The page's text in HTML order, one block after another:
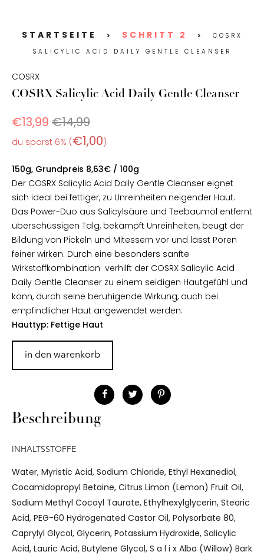
STARTSEITE > SCHRITT 2 >
COSRX
SALICYLIC ACID DAILY GENTLE CLEANSER
COSRX
COSRX Salicylic Acid Daily Gentle Cleanser
€13,99 €14,99
du sparst 6% (€1,00)
150g, Grundpreis 8,63€ / 100g
Der COSRX Salicylic Acid Daily Gentle Cleanser eignet
sich ideal bei fettiger, zu Unreinheiten neigender Haut.
Das Power-Duo aus Salicylsäure und Teebaumöl entfernt
überschüssigen Talg, bekämpft Unreinheiten, beugt der
Bildung von Pickeln und Mitessern vor und lässt Poren
feiner wirken. Durch eine besonders sanfte
Wirkstoffkombination verhilft der COSRX Salicylic Acid
Daily Gentle Cleanser zu einem seidigen Hautgefühl und
kann, durch seine beruhigende Wirkung, auch bei
empfindlicher Haut angewendet werden.
Hauttyp: Fettige Haut
in den warenkorb
Beschreibung
INHALTSSTOFFE
Water, Myristic Acid, Sodium Chloride, Ethyl Hexanediol,
Cocamidopropyl Betaine, Citrus Limon (Lemon) Fruit Oil,
Sodium Methyl Cocoyl Taurate, Ethylhexylglycerin, Stearic
Acid, PEG-60 Hydrogenated Castor Oil, Polysorbate 80,
Caprylyl Glycol, Glycerin, Potassium Hydroxide, Salicylic
Acid, Lauric Acid, Butylene Glycol, S a l i x Alba (Willow) Bark